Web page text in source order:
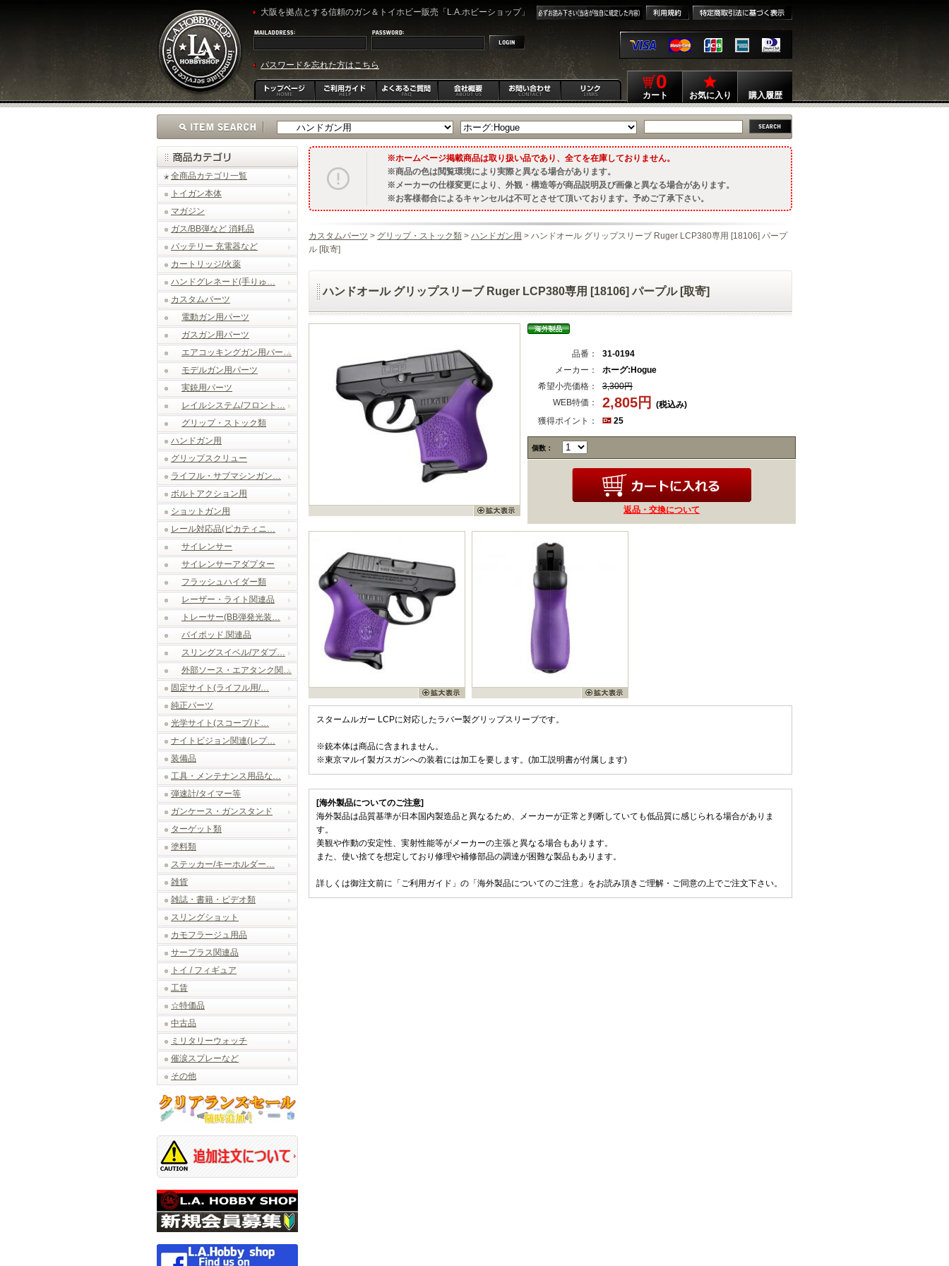
大阪を拠点とする信頼のガン＆トイホビー販売「L.A.ホビーショップ」
パスワードを忘れた方はこちら
0
カート お気に入り 購入履歴
全商品カテゴリ一覧
トイガン本体
マガジン
ガス/BB弾など 消耗品
バッテリー 充電器など
カートリッジ/火薬
ハンドグレネード(手りゅ…
カスタムパーツ
電動ガン用パーツ
ガスガン用パーツ
エアコッキングガン用パー…
モデルガン用パーツ
実銃用パーツ
レイルシステム/フロント…
グリップ・ストック類
ハンドガン用
グリップスクリュー
ライフル・サブマシンガン…
ボルトアクション用
ショットガン用
レール対応品(ピカティニ…
サイレンサー
サイレンサーアダプター
フラッシュハイダー類
レーザー・ライト関連品
トレーサー(BB弾発光装…
バイポッド.関連品
スリングスイベル/アダプ…
外部ソース・エアタンク関…
固定サイト(ライフル用/…
純正パーツ
光学サイト(スコープ/ド…
ナイトビジョン関連(レプ…
装備品
工具・メンテナンス用品な…
弾速計/タイマー等
ガンケース・ガンスタンド
ターゲット類
塗料類
ステッカー/キーホルダー…
雑貨
雑誌・書籍・ビデオ類
スリングショット
カモフラージュ用品
サープラス関連品
トイ / フィギュア
工賃
☆特価品
中古品
ミリタリーウォッチ
催涙スプレーなど
その他
ホームページ掲載商品は取り扱い品であり、全てを在庫しておりません。
商品の色は閲覧環境により実際と異なる場合があります。
メーカーの仕様変更により、外観・構造等が商品説明及び画像と異なる場合があります。
お客様都合によるキャンセルは不可とさせて頂いております。予めご了承下さい。
カスタムパーツ > グリップ・ストック類 > ハンドガン用 > ハンドオール グリップスリーブ Ruger LCP380専用 [18106] パープ
ル [取寄]
ハンドオール グリップスリーブ Ruger LCP380専用 [18106] パープル [取寄]
品番：
31-0194
メーカー：
ホーグ:Hogue
希望小売価格：
3,300円
WEB特価：
2,805円
(税込み)
獲得ポイント：
25
個数：
返品・交換について
スタームルガー LCPに対応したラバー製グリップスリーブです。
※銃本体は商品に含まれません。
※東京マルイ製ガスガンへの装着には加工を要します。(加工説明書が付属します)
[海外製品についてのご注意]
海外製品は品質基準が日本国内製造品と異なるため、メーカーが正常と判断していても低品質に感じられる場合がありま
す。
美観や作動の安定性、実射性能等がメーカーの主張と異なる場合もあります。
また、使い捨てを想定しており修理や補修部品の調達が困難な製品もあります。
詳しくは御注文前に「ご利用ガイド」の「海外製品についてのご注意」をお読み頂きご理解・ご同意の上でご注文下さい。